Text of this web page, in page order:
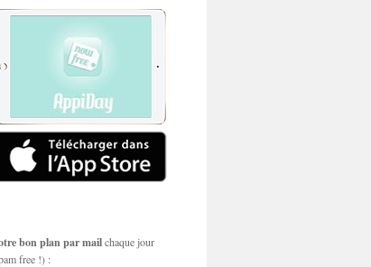
bon plan par mailchaque jour
free !) :